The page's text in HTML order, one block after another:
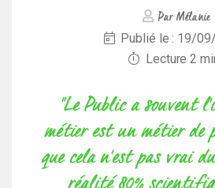
Par Mélanie
Publié le : 19/
Lecture2
"Le Public a souvent
métier est un métier de
que cela n'est pas vrai